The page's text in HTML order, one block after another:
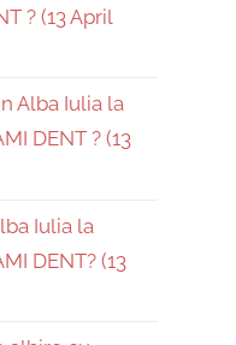
? (13 April
Alba Iulia la
DENT ? (13
Iulia la
DENT? (13